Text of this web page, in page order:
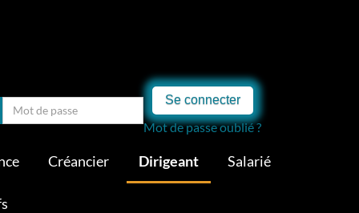
Se connecter
Mot de passe oublié ?
Créancier Dirigeant Salarié